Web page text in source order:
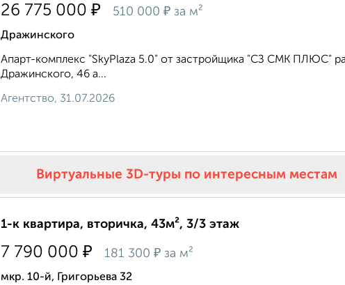
26 775 000 ₽ 510 000 ₽ за м²
Дражинского
Апарт-комплекс "SkyPlaza 5.0" от застройщика "СЗ СМК ПЛЮС"
Дражинского, 46 а...
Агентство, 31.07.2026
Виртуальные 3D-туры по интересным местам
1-к квартира, вторичка, 43м², 3/3 этаж
7 790 000 ₽ 181 300 ₽ за м²
мкр. 10-й, Григорьева 32